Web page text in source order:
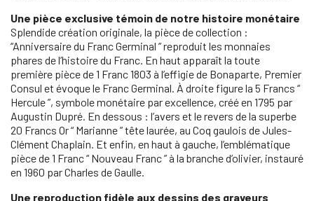
Une pièce exclusive témoin de notre histoire monétaire
Splendide création originale, la pièce de collection :
“Anniversaire du Franc Germinal ” reproduit les monnaies
phares de l’histoire du Franc. En haut apparaît la toute
première pièce de 1 Franc 1803 à l’effigie de Bonaparte, Premier
Consul et évoque le Franc Germinal. À droite figure la 5 Francs “
Hercule ”, symbole monétaire par excellence, créé en 1795 par
Augustin Dupré. En dessous : l’avers et le revers de la superbe
20 Francs Or “ Marianne ” tête laurée, au Coq gaulois de Jules-
Clément Chaplain. Et enfin, en haut à gauche, l’emblématique
pièce de 1 Franc “ Nouveau Franc ” à la branche d’olivier, instauré
en 1960 par Charles de Gaulle.
Une reproduction fidèle aux dessins des graveurs